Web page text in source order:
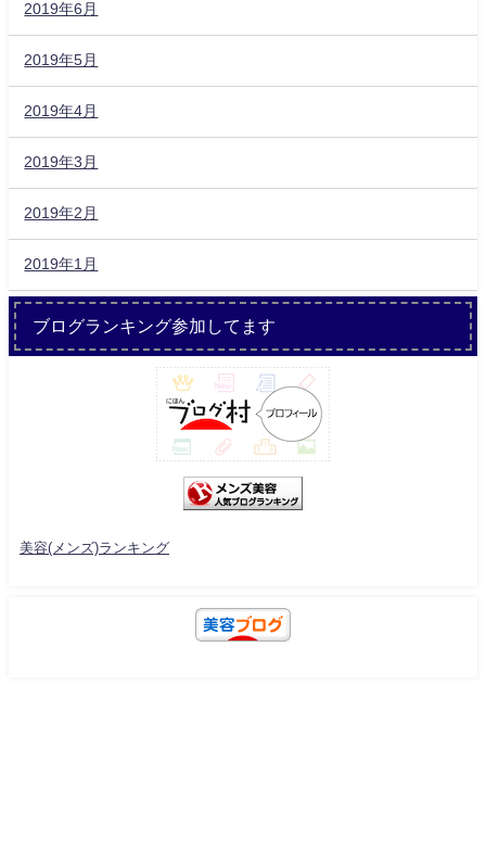
2019年6月
2019年5月
2019年4月
2019年3月
2019年2月
2019年1月
ブログランキング参加してます
美容(メンズ)ランキング